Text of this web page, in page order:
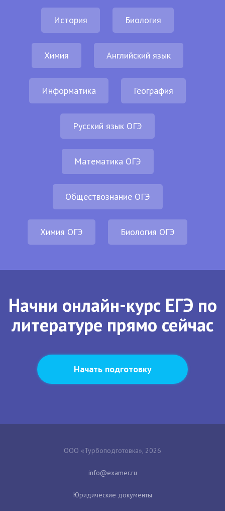
История Биология
Химия Английский язык
Информатика География
Русский язык ОГЭ
Математика ОГЭ
Обществознание ОГЭ
Химия ОГЭ Биология ОГЭ
Начни онлайн-курс ЕГЭ по
литературе прямо сейчас
Начать подготовку
ООО «Турбоподготовка», 2026
Юридические документы